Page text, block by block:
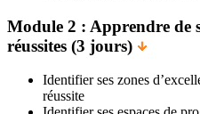
Module 2 : Apprendre de
réussites (3 jours)
Identifier ses zones
réussite